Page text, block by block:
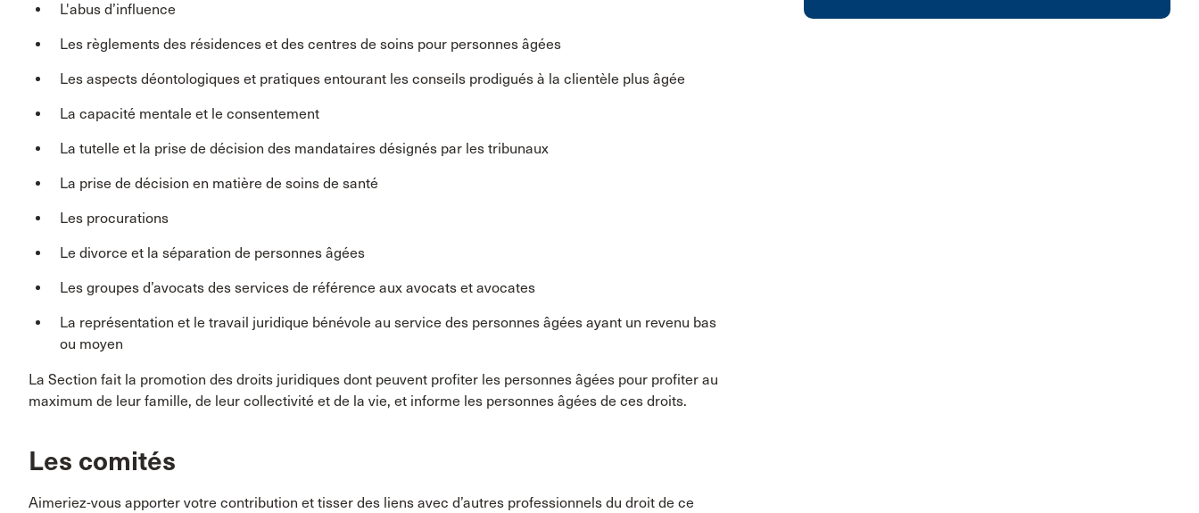
L'abus d’influence
Les règlements des résidences et des centres de soins pour personnes âgées
Les aspects déontologiques et pratiques entourant les conseils prodigués à la clientèle plus âgée
La capacité mentale et le consentement
La tutelle et la prise de décision des mandataires désignés par les tribunaux
La prise de décision en matière de soins de santé
Les procurations
Le divorce et la séparation de personnes âgées
Les groupes d’avocats des services de référence aux avocats et avocates
La représentation et le travail juridique bénévole au service des personnes âgées ayant un revenu bas
ou moyen
La Section fait la promotion des droits juridiques dont peuvent profiter les personnes âgées pour profiter au
maximum de leur famille, de leur collectivité et de la vie, et informe les personnes âgées de ces droits.
Les comités
Aimeriez-vous apporter votre contribution et tisser des liens avec d’autres professionnels du droit de ce